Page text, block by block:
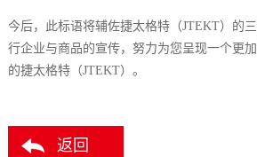
今后，此标语将辅佐捷太格特（JTEKT）的
行企业与商品的宣传，努力为您呈现一个更
的捷太格特（JTEKT）。
返回